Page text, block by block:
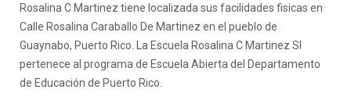
Rosalina C Martinez tiene localizada sus facilidades fisicas en
Calle Rosalina Caraballo De Martinez en el pueblo de
Guaynabo, Puerto Rico. La Escuela Rosalina C Martinez SI
pertenece al programa de Escuela Abierta del Departamento
de Educación de Puerto Rico.